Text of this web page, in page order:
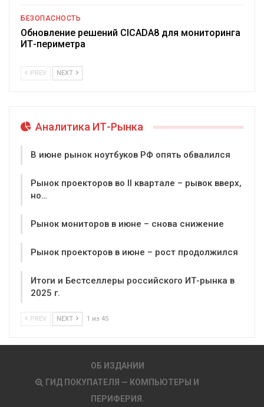
БЕЗОПАСНОСТЬ
Обновление решений CICADA8 для мониторинга
ИТ-периметра
PREV NEXT
Аналитика ИТ-Рынка
В июне рынок ноутбуков РФ опять обвалился
Рынок проекторов во II квартале – рывок вверх,
но…
Рынок мониторов в июне – снова снижение
Рынок проекторов в июне – рост продолжился
Итоги и Бестселлеры российского ИТ-рынка в
2025 г.
PREV NEXT 1 из 45
ОБ ИЗДАНИИ
ГИД ПОКУПАТЕЛЯ — КОМПЬЮТЕРЫ И
ПЕРИФЕРИЯ.